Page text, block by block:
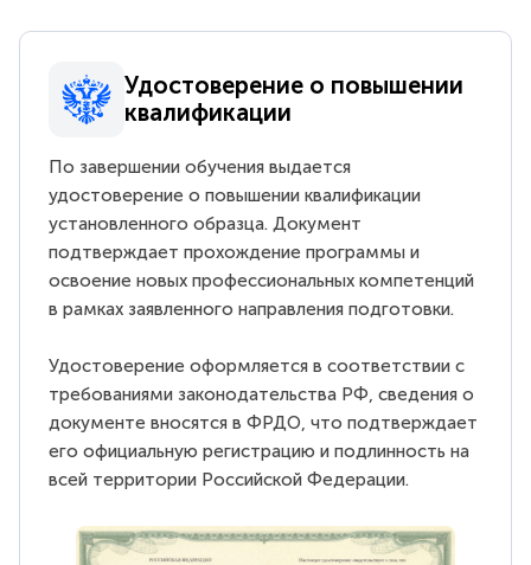
Удостоверение о повышении
квалификации
По завершении обучения выдается
удостоверение о повышении квалификации
установленного образца. Документ
подтверждает прохождение программы и
освоение новых профессиональных компетенций
в рамках заявленного направления подготовки.
Удостоверение оформляется в соответствии с
требованиями законодательства РФ, сведения о
документе вносятся в ФРДО, что подтверждает
его официальную регистрацию и подлинность на
всей территории Российской Федерации.